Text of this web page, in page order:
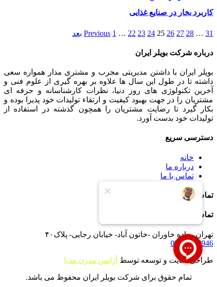
کاربرد بخار در صنایع غذایی
Previous 1 … 22 23 24 25 26 27 28 … 31 بعد
درباره شرکت بویلر ایران
بویلر ایران با داشتن مدیریتی مجرب و مشتری مدار همواره سعی
داشته تا در طول این سال ها علاوه بر بهره گیری از علوم فنی و
آخرین تکنولوژی های روز دنیا، نظرات کارشناسانه و حرفه ای
مشتریان را در جهت بهبود کیفیت و ارتقاء تولیدات خود پذیرا بوده و
بکار گیرد تا رضایت مشتریان را همچون گذشته در استفاده از
تولیدات خود بدست آورد.
دسترسی سریع
خانه
درباره ما
تماس با ما
تماس با ما
تماس با ما
تهران -جاده خاوران -خاتون آباد- خیابان رجایی- پلاک۴۰
09121233946
طراحی سایت و توسعه توسط آژانس مدرن مدیا
تمام حقوق برای شرکت بویلر ایران محفوظ می باشد.